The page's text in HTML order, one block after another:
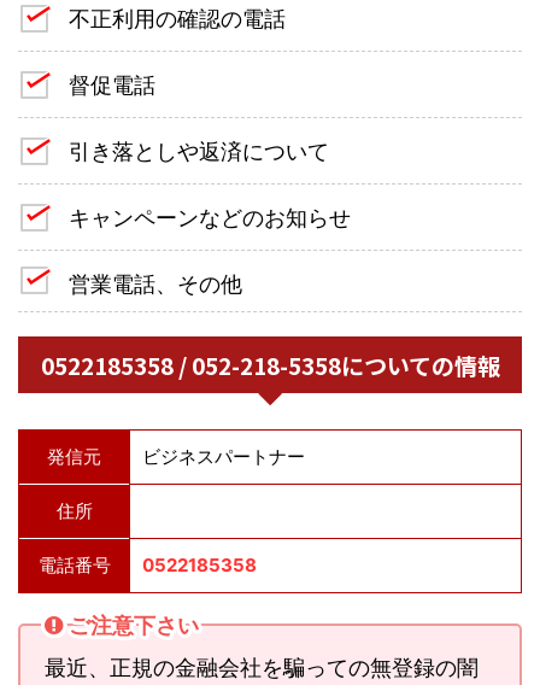
不正利用の確認の電話
督促電話
引き落としや返済について
キャンペーンなどのお知らせ
営業電話、その他
0522185358 / 052-218-5358についての情報
発信元 ビジネスパートナー
住所
電話番号 0522185358
ご注意下さい
最近、正規の金融会社を騙っての無登録の闇